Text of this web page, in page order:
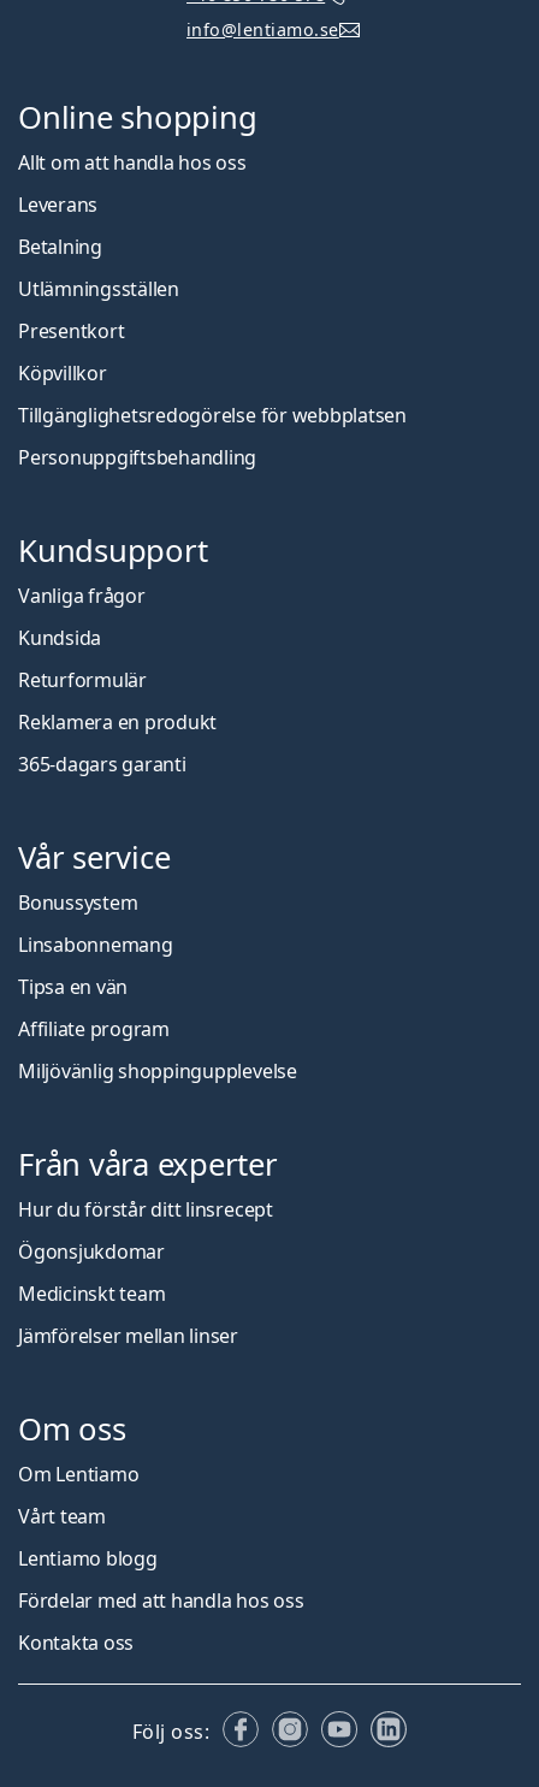
info@lentiamo.se
Online shopping
Allt om att handla hos oss
Leverans
Betalning
Utlämningsställen
Presentkort
Köpvillkor
Tillgänglighetsredogörelse för webbplatsen
Personuppgiftsbehandling
Kundsupport
Vanliga frågor
Kundsida
Returformulär
Reklamera en produkt
365-dagars garanti
Vår service
Bonussystem
Linsabonnemang
Tipsa en vän
Affiliate program
Miljövänlig shoppingupplevelse
Från våra experter
Hur du förstår ditt linsrecept
Ögonsjukdomar
Medicinskt team
Jämförelser mellan linser
Om oss
Om Lentiamo
Vårt team
Lentiamo blogg
Fördelar med att handla hos oss
Kontakta oss
Följ oss: FacebookInstagram
YouTubeLinkedIn